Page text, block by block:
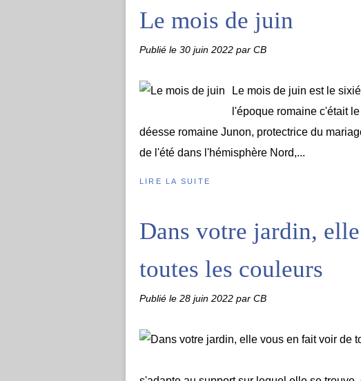
Le mois de juin
Publié le 30 juin 2022 par CB
Le mois de juin est le
l'époque romaine c'était
déesse romaine Junon, protectrice du
de l'été dans l'hémisphère Nord,...
LIRE LA SUITE
Dans votre jardin,
toutes les couleurs
Publié le 28 juin 2022 par CB